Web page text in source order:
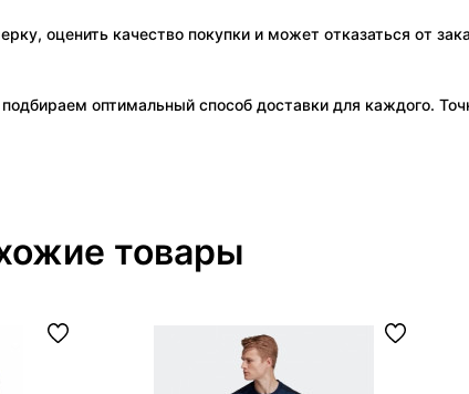
оценить качество покупки и может отказаться от
оптимальный способ доставки для каждого.
товары